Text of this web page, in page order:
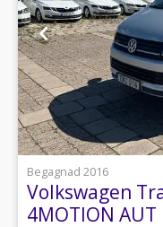
Begagnad 2016
Volkswagen
4MOTION AUT